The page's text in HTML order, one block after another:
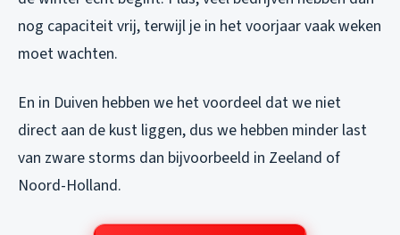
nog capaciteit vrij, terwijl je in het voorjaar vaak weken
moet wachten.
En in Duiven hebben we het voordeel dat we niet
direct aan de kust liggen, dus we hebben minder last
van zware storms dan bijvoorbeeld in Zeeland of
Noord-Holland.